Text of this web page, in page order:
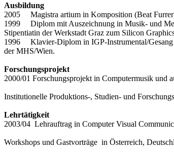
Ausbildung
2005 Magistra artium in Komposition (Beat
1999 Diplom mit Auszeichnung in Musik- und
Stipentiatin der Werkstadt Graz zum Silicon
1996 Klavier-Diplom in IGP-Instrumental/Gesang
der MHS/Wien.
Forschungsprojekt
2000/01 Forschungsprojekt in Computermusik und
Institutionelle Produktions-, Studien- und
Lehrtätigkeit
2003/04 Lehrauftrag in Computer Visual
Workshops und Gastvorträge in Österreich,